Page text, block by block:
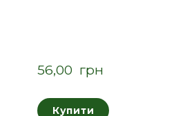
56,00  грн
Купити